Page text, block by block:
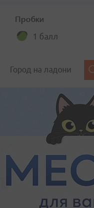
Пробки
1 балл
Город на ладони